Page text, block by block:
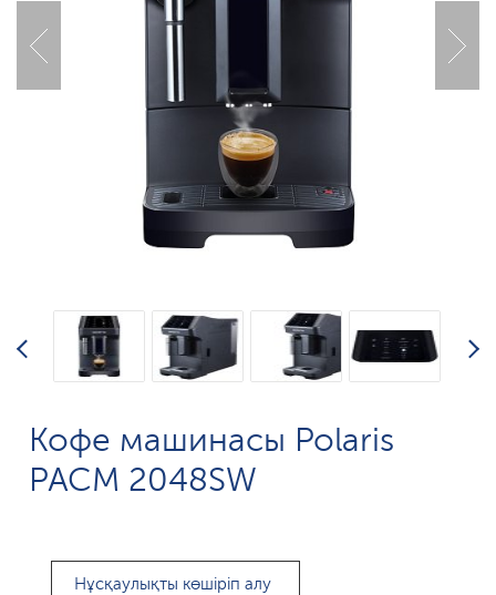
Кофе машинасы Polaris
PACM 2048SW
Нұсқаулықты көшіріп алу